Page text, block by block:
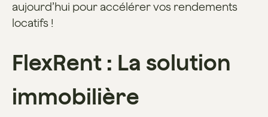
aujourd’hui pour accélérer vos rendements
locatifs !
FlexRent : La solution
immobilière